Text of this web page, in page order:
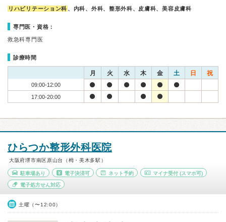
リハビリテーション科 、内科、外科、整形外科、皮膚科、美容皮膚科
専門医・資格：
救急科専門医
診療時間
月 火 水 木 金 土 日 祝
09:00-12:00
17:00-20:00
ひらつか整形外科医院
大阪府堺市南区原山台（栂・美木多駅）
駐車場あり 電子決済可 ネット予約 マイナ受付 (スマホ可)
電子処方せん対応
土曜（〜12:00）